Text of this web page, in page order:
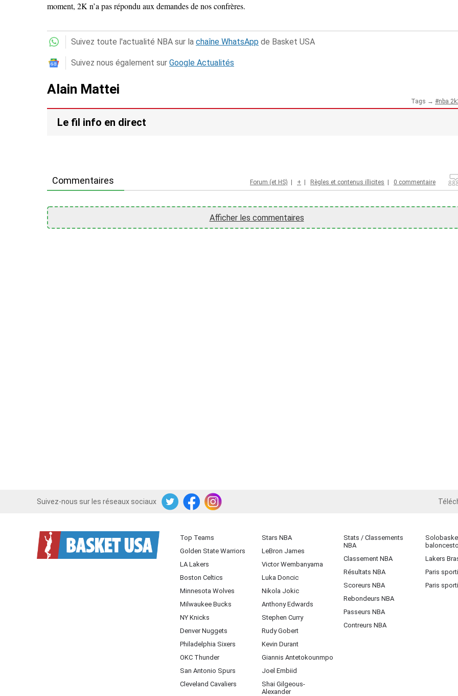
moment, 2K n’a pas répondu aux demandes de nos confrères.
Suivez toute l'actualité NBA sur la chaîne WhatsApp de Basket USA
Suivez nous également sur Google Actualités
Alain Mattei
Tags → nba
Le fil info en direct
Commentaires Forum (et HS) + Règles et contenus illicites 0 commentaire
Afficher les commentaires
Suivez-nous sur les réseaux sociaux
TwitterFacebookInstagram iOS
Top Teams
Golden State Warriors
LA Lakers
Boston Celtics
Minnesota Wolves
Milwaukee Bucks
NY Knicks
Denver Nuggets
Philadelphia Sixers
OKC Thunder
San Antonio Spurs
Cleveland Cavaliers
Stars NBA
LeBron James
Victor Wembanyama
Luka Doncic
Nikola Jokic
Anthony Edwards
Stephen Curry
Rudy Gobert
Kevin Durant
Giannis Antetokounmpo
Joel Embiid
Shai Gilgeous-
Alexander
Stats / Classements
NBA
Classement NBA
Résultats NBA
Scoreurs NBA
Rebondeurs NBA
Passeurs NBA
Contreurs NBA
Lakers
Paris
Paris